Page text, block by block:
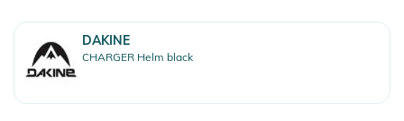
DAKINE
CHARGER Helm black